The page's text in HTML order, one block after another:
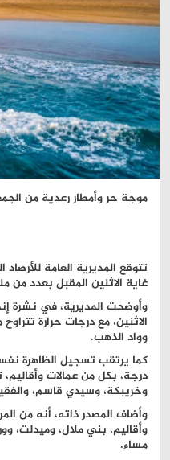
موجة حر وأمطار رعدية من
تتوقع المديرية العامة
غاية الاثنين المقبل بعدد من
وأوضحت المديرية، في نشرة
وواد الذهب.
درجة، بكل من عمالات
وخريبكة، وسيدي قاسم،
وأقاليم، بني ملال، وميدلت،
مساء.